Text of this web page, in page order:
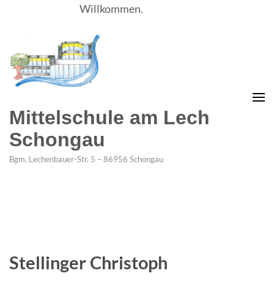
Willkommen.
Mittelschule am Lech
Schongau
Bgm. Lechenbauer-Str. 5 – 86956 Schongau
Stellinger Christoph